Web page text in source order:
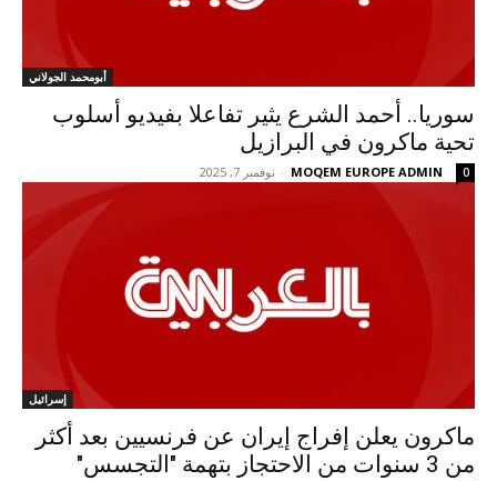
أبومحمد الجولاني
سوريا.. أحمد الشرع يثير تفاعلا بفيديو أسلوب
تحية ماكرون في البرازيل
MOQEM EUROPE ADMIN
- نوفمبر 7, 2025 0
إسرائيل
ماكرون يعلن إفراج إيران عن فرنسيين بعد أكثر
من 3 سنوات من الاحتجاز بتهمة "التجسس"